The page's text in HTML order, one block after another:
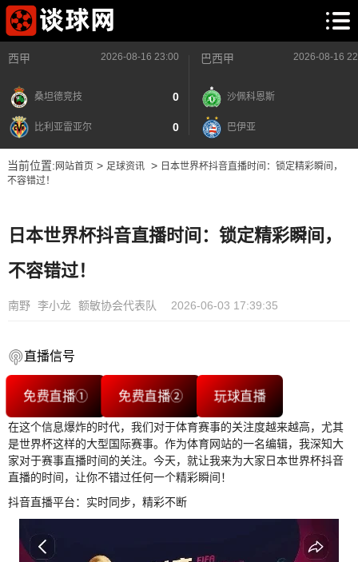
西甲 2026-08-16 23:00
桑坦德竞技 0
比利亚雷亚尔 0
巴西甲 2026-08-16
沙佩科恩斯
巴伊亚
当前位置: 网站首页> 足球资讯> 日本世界杯抖音直播时间：锁定精彩瞬间，
不容错过！
日本世界杯抖音直播时间：锁定精彩瞬间，
不容错过！
南野 李小龙 额敏协会代表队 2026-06-03 17:39:35
直播信号
免费直播① 免费直播② 玩球直播
在这个信息爆炸的时代，我们对于体育赛事的关注度越来越高，尤其
是世界杯这样的大型国际赛事。作为体育网站的一名编辑，我深知大
家对于赛事直播时间的关注。今天，就让我来为大家日本世界杯抖音
直播的时间，让你不错过任何一个精彩瞬间！
抖音直播平台：实时同步，精彩不断